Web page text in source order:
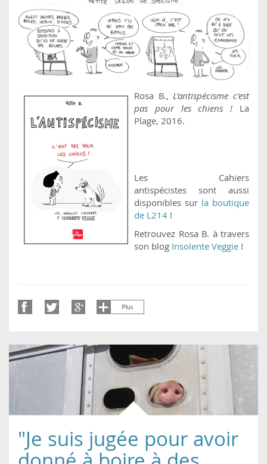
Rosa B.,L'antispécisme c'est
pas pour les chiens ! La
Plage, 2016.
Les Cahiers
antispécistes sont aussi
disponibles sur la boutique
de L214 !
Retrouvez Rosa B. à travers
son blog Insolente Veggie !
"Je suis jugée pour avoir